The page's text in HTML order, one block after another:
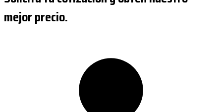
mejor precio.